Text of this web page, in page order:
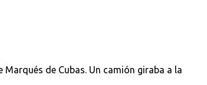
de Cubas. Un camión giraba a la